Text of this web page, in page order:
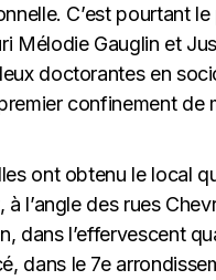
C’est pourtant
Mélodie Gauglin et
doctorantes en
confinement de
ont obtenu le local
à l’angle des rues
dans l’effervescent
dans le 7e